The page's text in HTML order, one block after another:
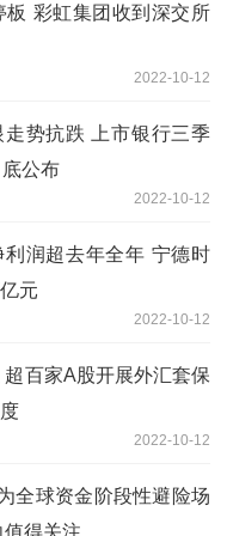
板 彩虹集团收到深交所
2022-10-12
走势抗跌 上市银行三季
公布
2022-10-12
润超去年全年 宁德时
元
2022-10-12
超百家A股开展外汇套保
2022-10-12
全球资金阶段性避险场
得关注